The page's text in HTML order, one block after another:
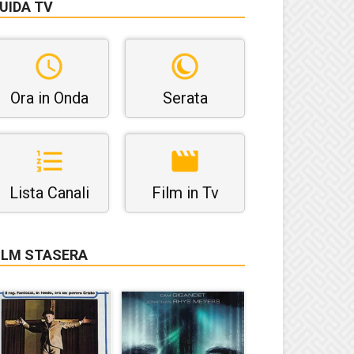
TV
Ora in Onda Serata
Lista Canali Film in Tv
STASERA